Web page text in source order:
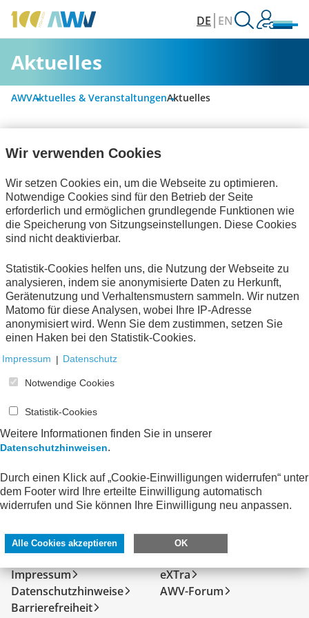
DE EN
Aktuelles
AWVAktuelles & VeranstaltungenAktuelles
Alle Kategorien
Digitalisierung & Modernisierung
Rechnungslegung & Steuern
Handel und elektronische Kommunikation
Bescheinigungen
Interviews
zum Verein
Keine Nachrichten verfügbar.
Kontakt
Impressum
Datenschutzhinweise
Barrierefreiheit
FeRD
eXTra
AWV-Forum
Wir verwenden Cookies
Wir setzen Cookies ein, um die Webseite zu optimieren.
Notwendige Cookies sind für den Betrieb der Seite
erforderlich und ermöglichen grundlegende Funktionen wie
die Speicherung von Sitzungseinstellungen. Diese Cookies
sind nicht deaktivierbar.
Statistik-Cookies helfen uns, die Nutzung der Webseite zu
analysieren, indem sie anonymisierte Daten zu Herkunft,
Gerätenutzung und Verhaltensmustern sammeln. Wir nutzen
Matomo für diese Analysen, wobei Ihre IP-Adresse
anonymisiert wird. Wenn Sie dem zustimmen, setzen Sie
einen Haken bei den Statistik-Cookies.
Impressum | Datenschutz
Notwendige Cookies
Statistik-Cookies
Weitere Informationen finden Sie in unserer
Datenschutzhinweisen.
Durch einen Klick auf „Cookie-Einwilligungen widerrufen“ unter
dem Footer wird Ihre erteilte Einwilligung automatisch
widerrufen und Sie können Ihre Einwilligung neu anpassen.
Alle Cookies akzeptieren OK